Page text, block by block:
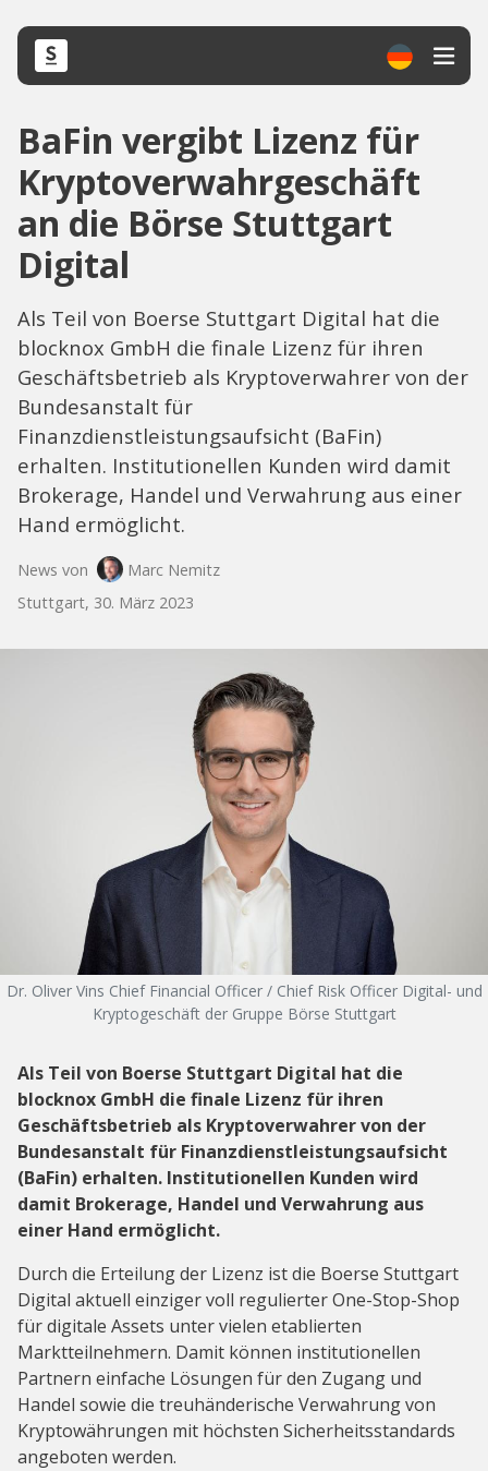
BaFin vergibt Lizenz für
Kryptoverwahrgeschäft
an die Börse Stuttgart
Digital
Als Teil von Boerse Stuttgart Digital hat die
blocknox GmbH die finale Lizenz für ihren
Geschäftsbetrieb als Kryptoverwahrer von der
Bundesanstalt für
Finanzdienstleistungsaufsicht (BaFin)
erhalten. Institutionellen Kunden wird damit
Brokerage, Handel und Verwahrung aus einer
Hand ermöglicht.
News von
Marc Nemitz
Stuttgart, 30. März 2023
Dr. Oliver Vins Chief Financial Officer / Chief Risk Officer Digital- und
Kryptogeschäft der Gruppe Börse Stuttgart
Als Teil von Boerse Stuttgart Digital hat die
blocknox GmbH die finale Lizenz für ihren
Geschäftsbetrieb als Kryptoverwahrer von der
Bundesanstalt für Finanzdienstleistungsaufsicht
(BaFin) erhalten. Institutionellen Kunden wird
damit Brokerage, Handel und Verwahrung aus
einer Hand ermöglicht.
Durch die Erteilung der Lizenz ist die Boerse Stuttgart
Digital aktuell einziger voll regulierter One-Stop-Shop
für digitale Assets unter vielen etablierten
Marktteilnehmern. Damit können institutionellen
Partnern einfache Lösungen für den Zugang und
Handel sowie die treuhänderische Verwahrung von
Kryptowährungen mit höchsten Sicherheitsstandards
angeboten werden.